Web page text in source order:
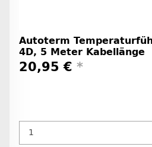
Autoterm
4D, 5 Meter Kabellänge
20,95 € *